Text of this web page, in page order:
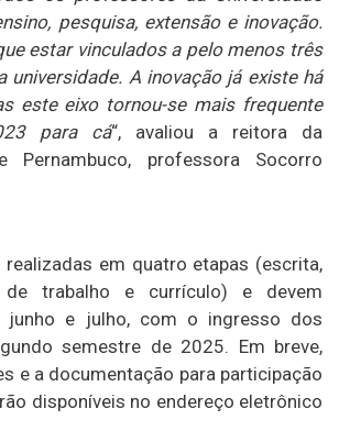
pesquisa, extensão e inovação.
estar vinculados a pelo menos três
universidade. A inovação já existe há
este eixo tornou-se mais frequente
para cá“, avaliou a reitora da
Pernambuco, professora Socorro
em quatro etapas (escrita,
de trabalho e currículo) e devem
junho e julho, com o ingresso dos
semestre de 2025. Em breve,
e a documentação para participação
disponíveis no endereço eletrônico